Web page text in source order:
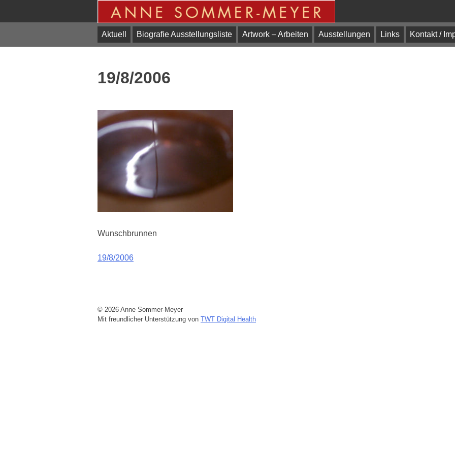
Aktuell Biografie Ausstellungsliste Artwork – Arbeiten Ausstellungen Links Kontakt /
19/8/2006
Wunschbrunnen
Beitragsnavigation
19/8/2006
© 2026 Anne Sommer-Meyer
Mit freundlicher Unterstützung von TWT Digital Health